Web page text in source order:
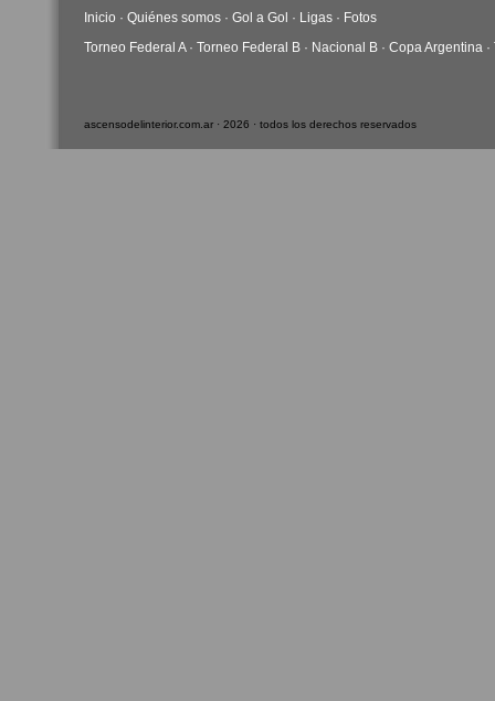
Inicio · Quiénes somos · Gol a Gol · Ligas · Fotos
Torneo Federal A· Torneo Federal B · Nacional B · Copa Argentina ·
ascensodelinterior.com.ar · 2026 · todos los derechos reservados